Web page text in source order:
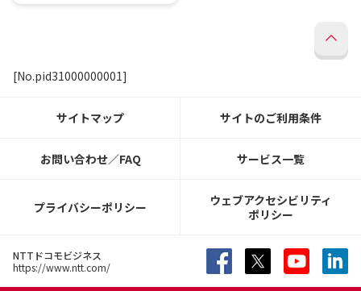
[No.pid31000000001]
サイトマップ サイトのご利用条件
お問い合わせ／FAQ サービス一覧
プライバシーポリシー
ウェブアクセシビリティ
ポリシー
NTTドコモビジネス
https://www.ntt.com/